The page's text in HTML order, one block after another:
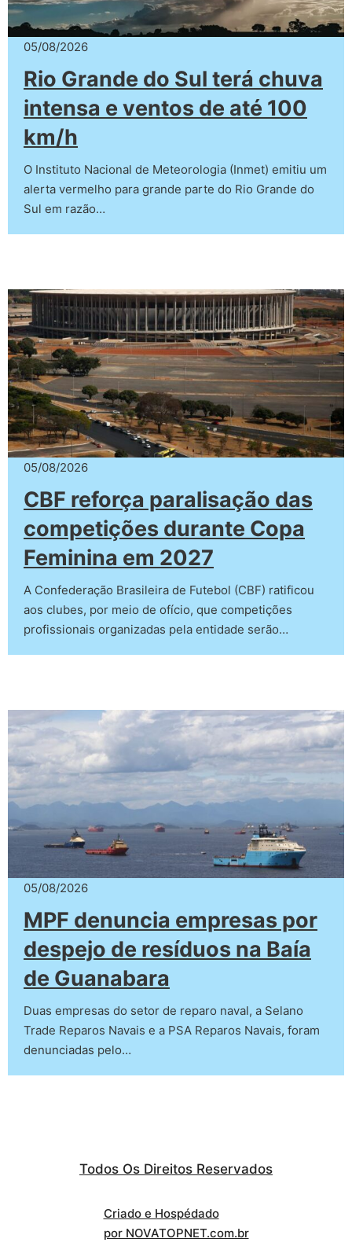
05/08/2026
Rio Grande do Sul terá chuva
intensa e ventos de até 100
km/h
O Instituto Nacional de Meteorologia (Inmet) emitiu um
alerta vermelho para grande parte do Rio Grande do
Sul em razão…
05/08/2026
CBF reforça paralisação das
competições durante Copa
Feminina em 2027
A Confederação Brasileira de Futebol (CBF) ratificou
aos clubes, por meio de ofício, que competições
profissionais organizadas pela entidade serão…
05/08/2026
MPF denuncia empresas por
despejo de resíduos na Baía
de Guanabara
Duas empresas do setor de reparo naval, a Selano
Trade Reparos Navais e a PSA Reparos Navais, foram
denunciadas pelo…
Todos Os Direitos Reservados
Criado e Hospédado
por NOVATOPNET.com.br